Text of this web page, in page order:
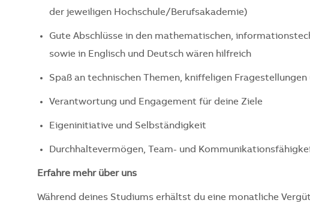
der jeweiligen Hochschule/Berufsakademie)
Gute Abschlüsse in den mathematischen,
sowie in Englisch und Deutsch wären hilfreich
Spaß an technischen Themen, kniffeligen
Verantwortung und Engagement für deine Ziele
Eigeninitiative und Selbständigkeit
Durchhaltevermögen, Team- und
Erfahre mehr über uns
Während deines Studiums erhältst du eine monatliche